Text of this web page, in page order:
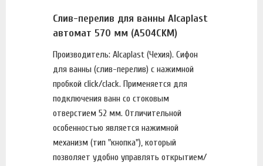
Слив-перелив для ванны Alcaplast
автомат 570 мм (A504CKM)
Производитель: Alcaplast (Чехия). Сифон
для ванны (слив-перелив) с нажимной
пробкой click/clack. Применяется для
подключения ванн со стоковым
отверстием 52 мм. Отличительной
особенностью является нажимной
механизм (тип "кнопка"), который
позволяет удобно управлять открытием/